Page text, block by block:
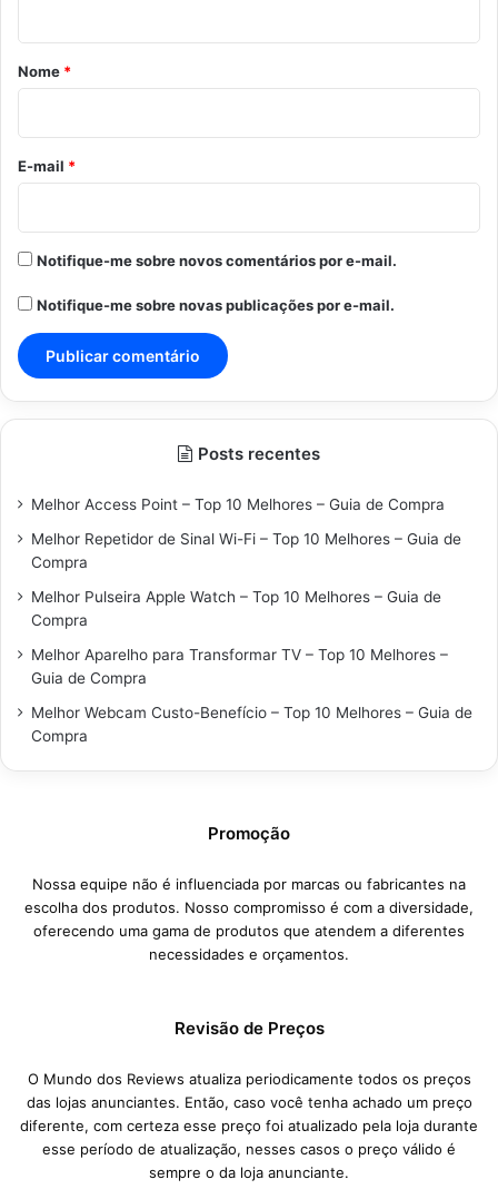
r
o
*
Nome *
E-mail *
Notifique-me sobre novos comentários por e-mail.
Notifique-me sobre novas publicações por e-mail.
Posts recentes
Melhor Access Point – Top 10 Melhores – Guia de Compra
Melhor Repetidor de Sinal Wi-Fi – Top 10 Melhores – Guia de
Compra
Melhor Pulseira Apple Watch – Top 10 Melhores – Guia de
Compra
Melhor Aparelho para Transformar TV – Top 10 Melhores –
Guia de Compra
Melhor Webcam Custo-Benefício – Top 10 Melhores – Guia de
Compra
Promoção
Nossa equipe não é influenciada por marcas ou fabricantes na
escolha dos produtos. Nosso compromisso é com a diversidade,
oferecendo uma gama de produtos que atendem a diferentes
necessidades e orçamentos.
Revisão de Preços
O Mundo dos Reviews atualiza periodicamente todos os preços
das lojas anunciantes. Então, caso você tenha achado um preço
diferente, com certeza esse preço foi atualizado pela loja durante
esse período de atualização, nesses casos o preço válido é
sempre o da loja anunciante.